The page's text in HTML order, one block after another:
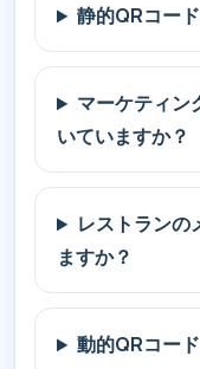
静的QRコー
マーケティン
いていますか？
レストランの
ますか？
動的QRコー